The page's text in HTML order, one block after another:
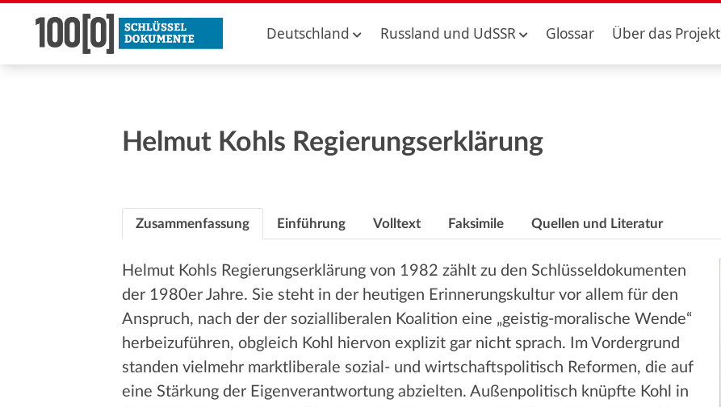
Deutschland Russland und UdSSR Glossar Über das Projekt
Helmut Kohls Regierungserklärung
Zusammenfassung Einführung Volltext Faksimile Quellen und Literatur
Helmut Kohls Regierungserklärung von 1982 zählt zu den Schlüsseldokumenten
der 1980er Jahre. Sie steht in der heutigen Erinnerungskultur vor allem für den
Anspruch, nach der der sozialliberalen Koalition eine „geistig-moralische Wende“
herbeizuführen, obgleich Kohl hiervon explizit gar nicht sprach. Im Vordergrund
standen vielmehr marktliberale sozial- und wirtschaftspolitisch Reformen, die auf
eine Stärkung der Eigenverantwortung abzielten. Außenpolitisch knüpfte Kohl in